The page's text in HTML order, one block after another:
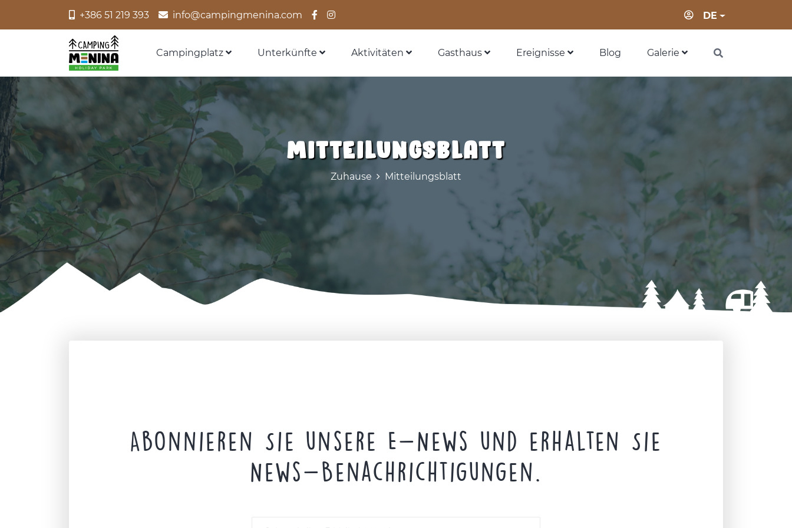
+386 51 219 393 info@campingmenina.com Anmeldung
DE
Campingplatz Unterkünfte Aktivitäten Gasthaus Ereignisse Blog Galerie
Mitteilungsblatt
Zuhause Mitteilungsblatt
Abonnieren Sie unsere E-News und erhalten Sie
News-Benachrichtigungen.